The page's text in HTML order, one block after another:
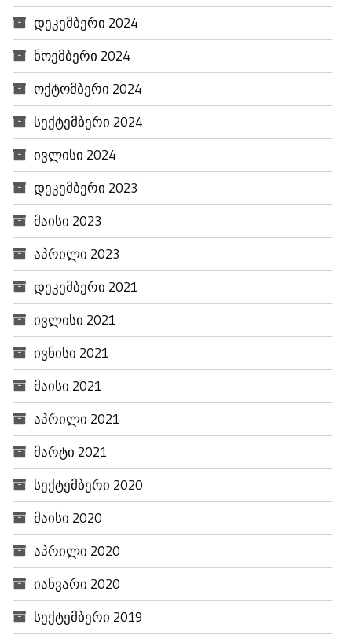
დეკემბერი 2024
ნოემბერი 2024
ოქტომბერი 2024
სექტემბერი 2024
ივლისი 2024
დეკემბერი 2023
მაისი 2023
აპრილი 2023
დეკემბერი 2021
ივლისი 2021
ივნისი 2021
მაისი 2021
აპრილი 2021
მარტი 2021
სექტემბერი 2020
მაისი 2020
აპრილი 2020
იანვარი 2020
სექტემბერი 2019